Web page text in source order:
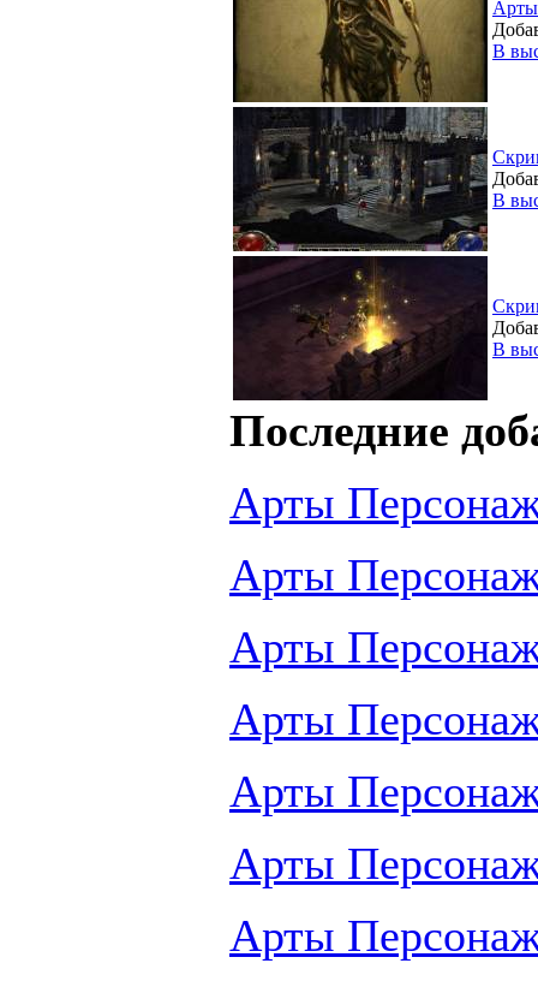
В
В
В
Последние
Арты
Арты
Арты
Арты
Арты
Арты
Арты